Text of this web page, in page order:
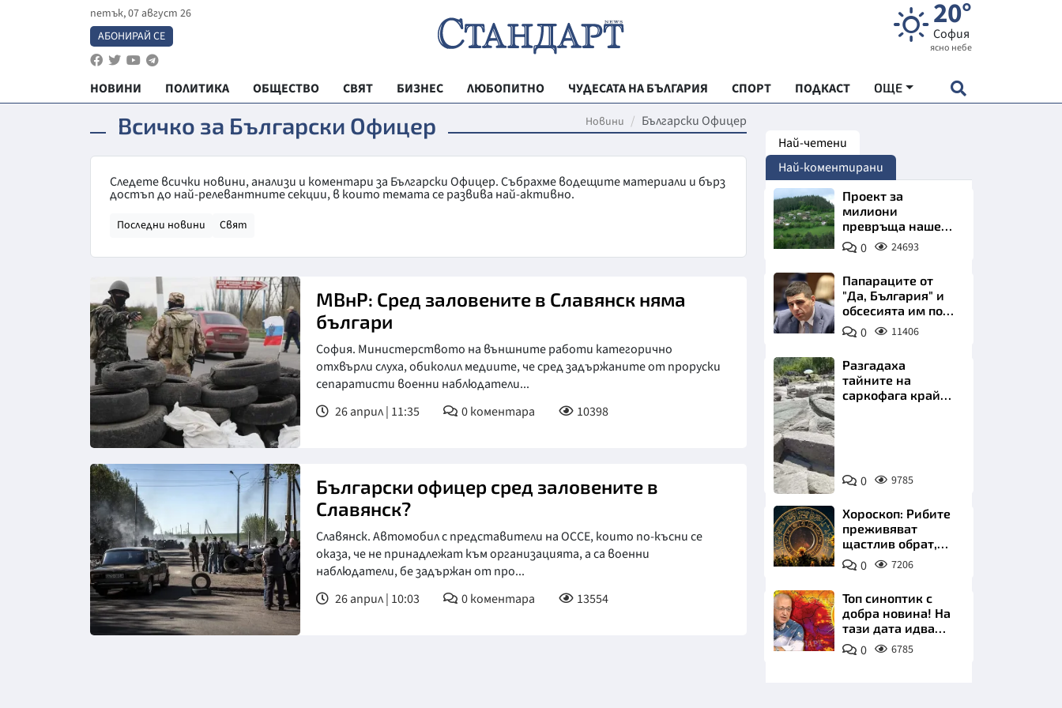
петък, 07 август 26
АБОНИРАЙ СЕ
20°
София
ясно небе
НОВИНИ ПОЛИТИКА ОБЩЕСТВО СВЯТ БИЗНЕС ЛЮБОПИТНО ЧУДЕСАТА НА БЪЛГАРИЯ СПОРТ ПОДКАСТ ОЩЕ
РЕГИОНАЛНИ
МЛАДЕЖКА АКАДЕМИЯ "ЧУДЕСАТА НА БЪЛГАРИЯ"
ДА!НА БЪЛГАРСКАТА ХРАНА
ДА! НА БЪЛГАРСКАТА ИКОНОМИКА
ВЯРА
ВОЙНАТА В УКРАЙНА
Всичко за Български Офицер Новини Български Офицер
Следете всички новини, анализи и коментари за Български Офицер. Събрахме водещите материали и бърз
достъп до най-релевантните секции, в които темата се развива най-активно.
Последни новини Свят
МВнР: Сред заловените в Славянск няма
българи
София. Министерството на външните работи категорично
отхвърли слуха, обиколил медиите, че сред задържаните от проруски
сепаратисти военни наблюдатели...
26 април | 11:35
0коментара 10398
Български офицер сред заловените в
Славянск?
Славянск. Автомобил с представители на ОССЕ, които по-късни се
оказа, че не принадлежат към организацията, а са военни
наблюдатели, бе задържан от про...
26 април | 10:03
0коментара 13554
Най-четени
Най-коментирани
Проект за
милиони
превръща наше
село в магнит за
туристи
0 24693
Папараците от
"Да, България" и
обсесията им по
Пеевски
0 11406
Снимка:
Bulgaria
ON
AIR
Разгадаха
тайните на
саркофага край
0 9785
Хороскоп: Рибите
преживяват
щастлив обрат,
Телецът започва
важна промяна
0 7206
Топ синоптик с
добра новина! На
тази дата идва
захлаждането
0 6785